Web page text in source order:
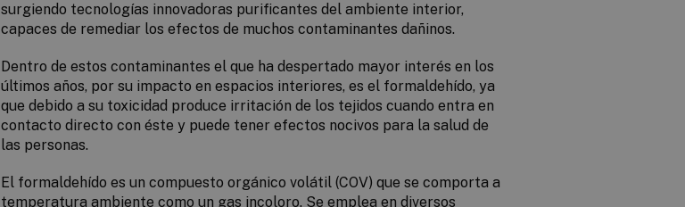
surgiendo tecnologías innovadoras purificantes del ambiente interior,
capaces de remediar los efectos de muchos contaminantes dañinos.
Dentro de estos contaminantes el que ha despertado mayor interés en los
últimos años, por su impacto en espacios interiores, es el formaldehído, ya
que debido a su toxicidad produce irritación de los tejidos cuando entra en
contacto directo con éste y puede tener efectos nocivos para la salud de
las personas.
El formaldehído es un compuesto orgánico volátil (COV) que se comporta a
temperatura ambiente como un gas incoloro. Se emplea en diversos